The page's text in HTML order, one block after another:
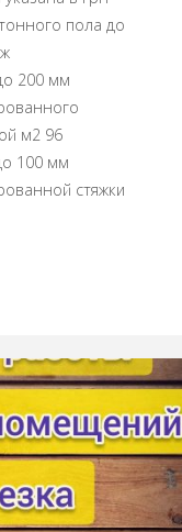
пола до
200 мм
м2 96
100 мм
стяжки